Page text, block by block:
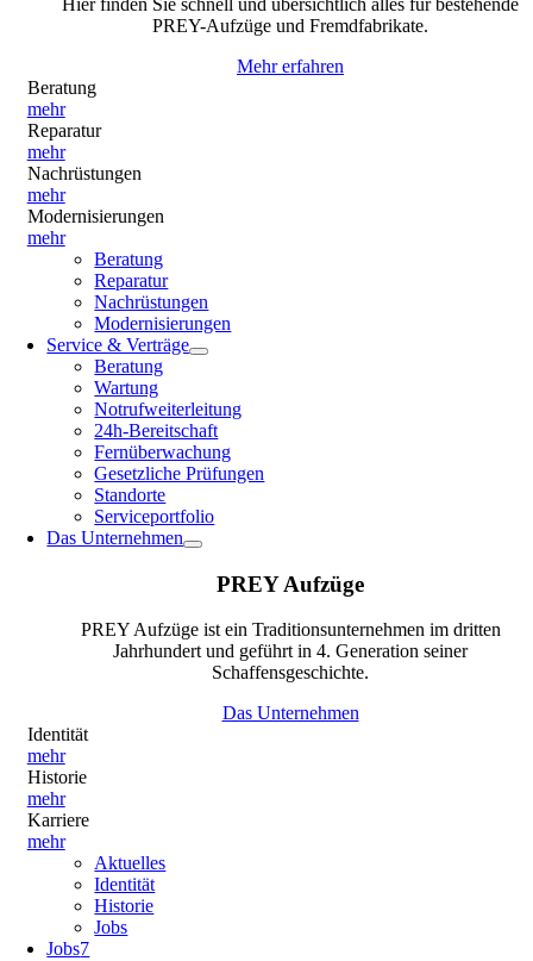
PREY-Aufzüge und Fremdfabrikate.
Mehr erfahren
Beratung
mehr
Reparatur
mehr
Nachrüstungen
mehr
Modernisierungen
mehr
Beratung
Reparatur
Nachrüstungen
Modernisierungen
Service & Verträge
Beratung
Wartung
Notrufweiterleitung
24h-Bereitschaft
Fernüberwachung
Gesetzliche Prüfungen
Standorte
Serviceportfolio
Das Unternehmen
PREY Aufzüge
PREY Aufzüge ist ein Traditionsunternehmen im dritten
Jahrhundert und geführt in 4. Generation seiner
Schaffensgeschichte.
Das Unternehmen
Identität
mehr
Historie
mehr
Karriere
mehr
Aktuelles
Identität
Historie
Jobs
Jobs7